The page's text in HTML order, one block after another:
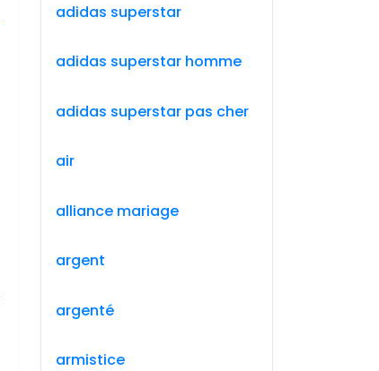
adidas superstar
adidas superstar homme
adidas superstar pas cher
air
alliance mariage
argent
argenté
armistice